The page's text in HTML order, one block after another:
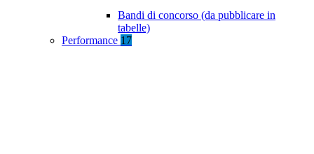
Bandi di concorso (da pubblicare in
tabelle)
Performance 17